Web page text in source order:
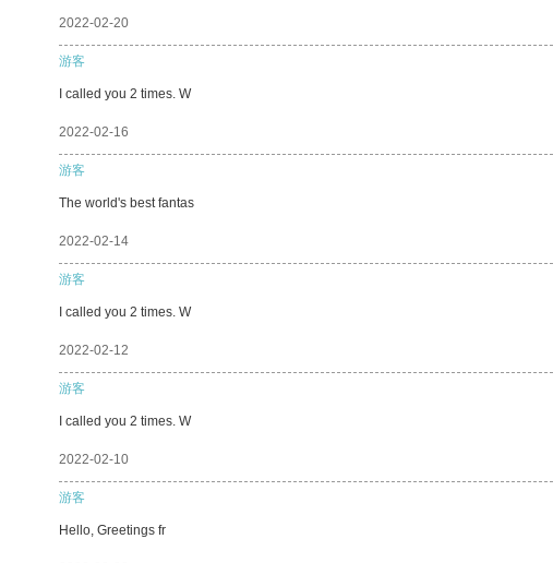
2022-02-20
游客
I called you 2 times. W
2022-02-16
游客
The world's best fantas
2022-02-14
游客
I called you 2 times. W
2022-02-12
游客
I called you 2 times. W
2022-02-10
游客
Hello, Greetings fr